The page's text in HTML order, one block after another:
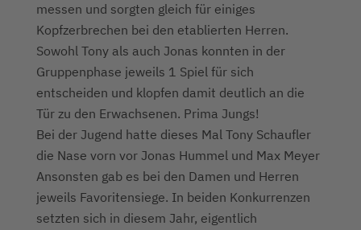
messen und sorgten gleich für einiges
Kopfzerbrechen bei den etablierten Herren.
Sowohl Tony als auch Jonas konnten in der
Gruppenphase jeweils 1 Spiel für sich
entscheiden und klopfen damit deutlich an die
Tür zu den Erwachsenen. Prima Jungs!
Bei der Jugend hatte dieses Mal Tony Schaufler
die Nase vorn vor Jonas Hummel und Max Meyer
Ansonsten gab es bei den Damen und Herren
jeweils Favoritensiege. In beiden Konkurrenzen
setzten sich in diesem Jahr, eigentlich